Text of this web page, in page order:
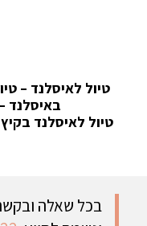
טיול לאיסלנד –
באיסלנד
טיול לאיסלנד
בכל שאלה